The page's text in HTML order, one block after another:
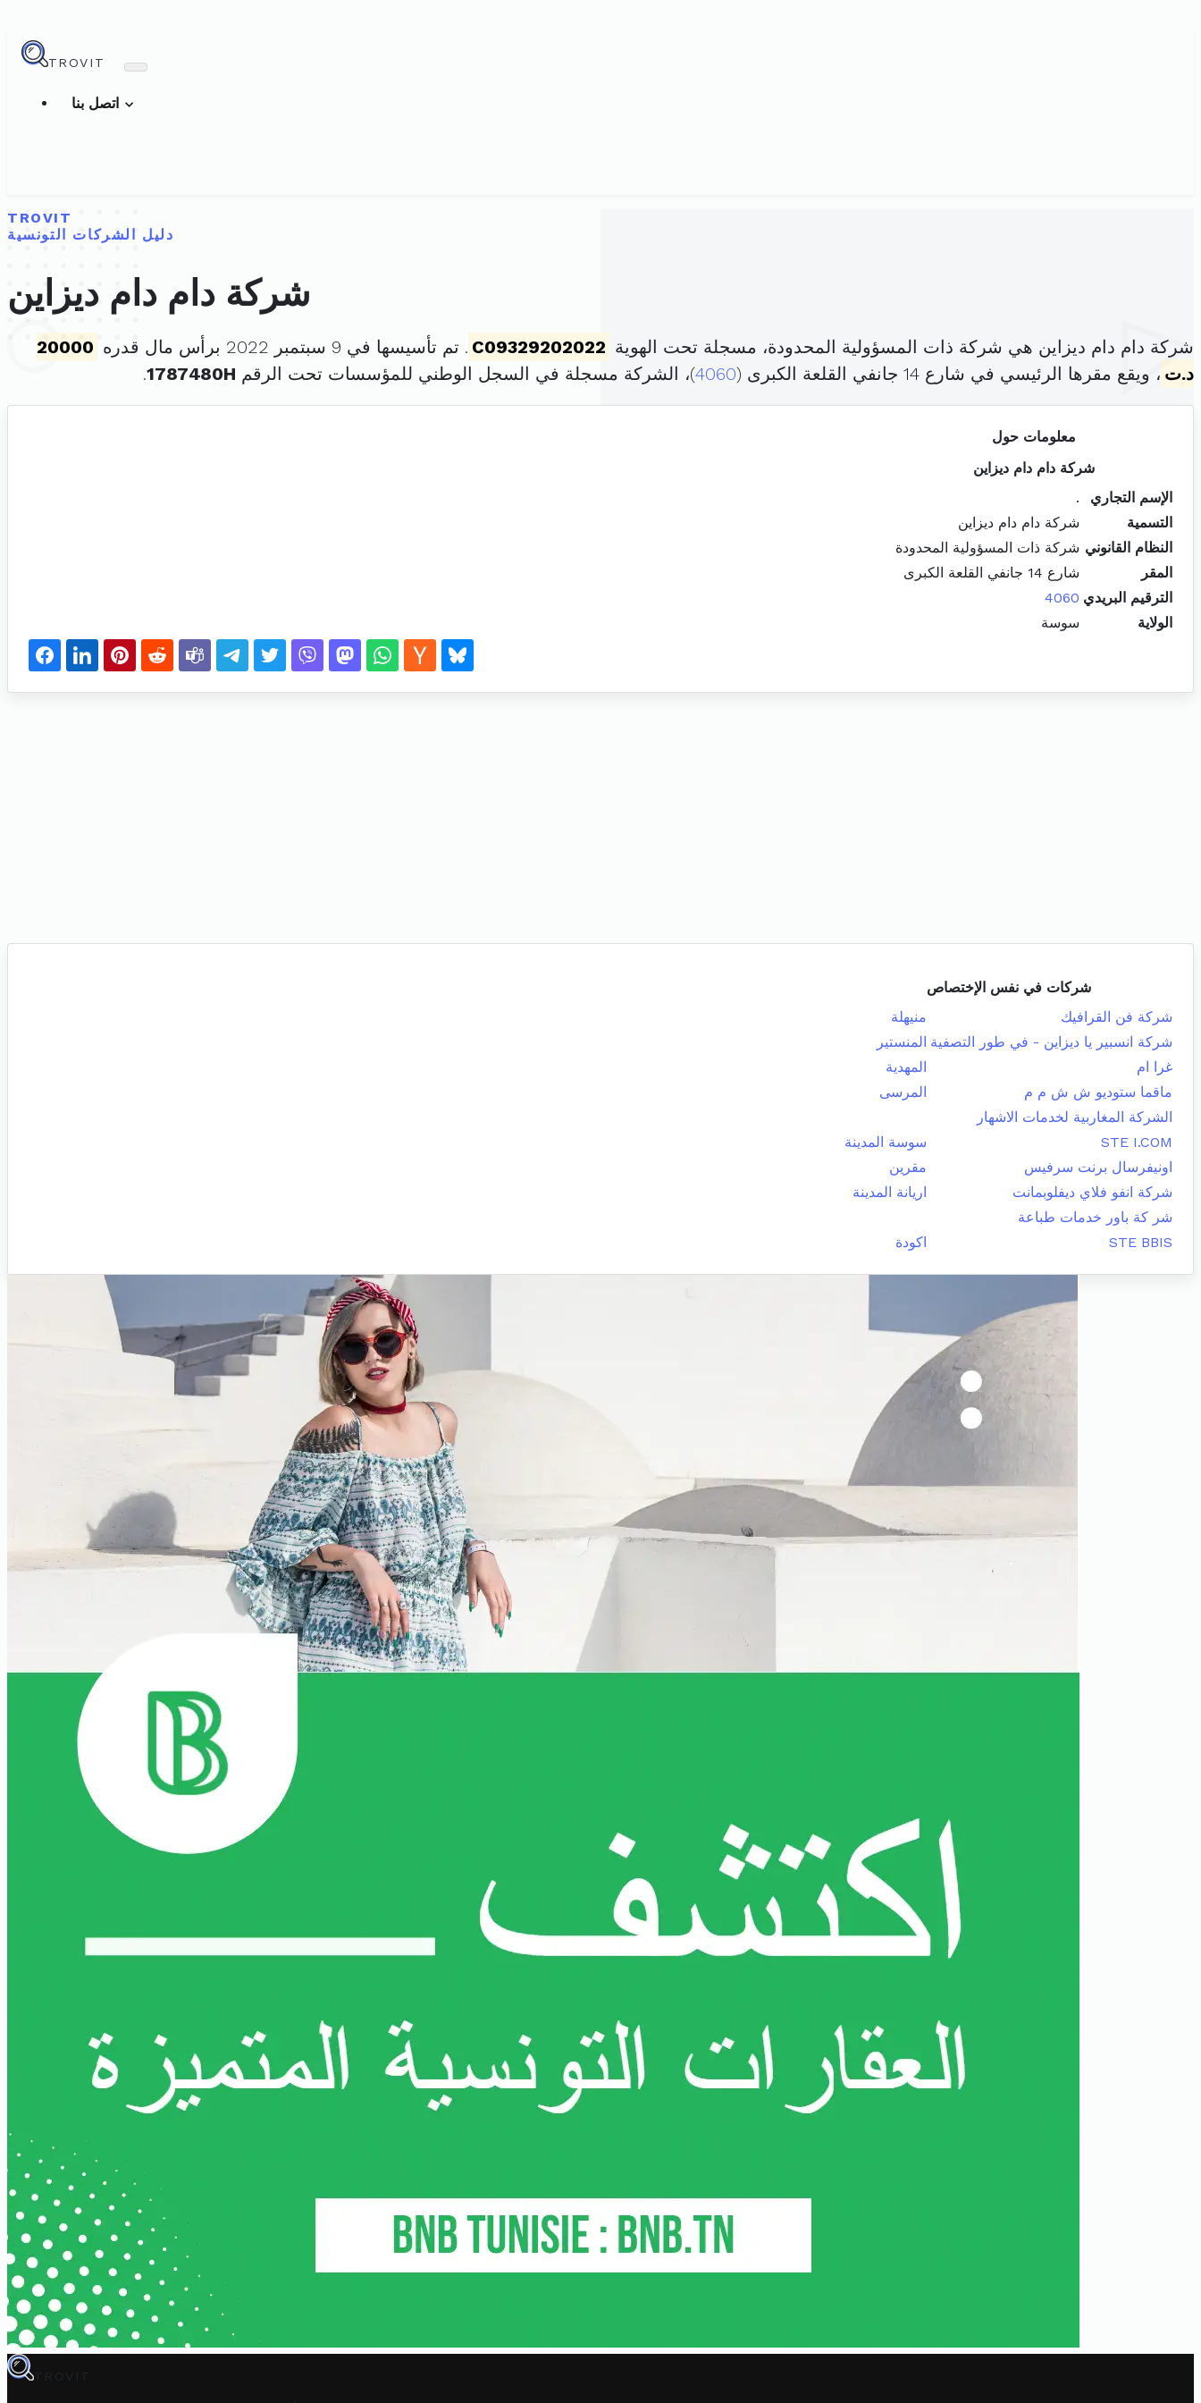
TROVIT
TROVIT
دليل الشركات التونسية
شركة دام دام ديزاين
شركة دام دام ديزاين هي شركة ذات المسؤولية المحدودة، مسجلة تحت الهوية C09329202022 . تم تأسيسها في 9 سبتمبر 2022 برأس مال قدره
20000
د.ت ، ويقع مقرها الرئيسي في شارع 14 جانفي القلعة الكبرى ( 4060)، الشركة مسجلة في السجل الوطني للمؤسسات تحت الرقم 1787480H
.
معلومات حول
شركة دام دام ديزاين
الإسم التجاري
.
التسمية
شركة دام دام ديزاين
النظام القانوني شركة ذات المسؤولية المحدودة
المقر
شارع 14 جانفي القلعة الكبرى
الترقيم البريدي 4060
الولاية
سوسة
شركات في نفس الإختصاص
شركة فن القرافيك
منيهلة
شركة انسبير يا ديزاين - في طور التصفية المنستير
غرا ام
المهدية
ماقما ستوديو ش ش م م
المرسى
الشركة المغاربية لخدمات الاشهار
STE I.COM
سوسة المدينة
اونيفرسال برنت سرفيس
مقرين
شركة انفو فلاي ديفلوبمانت
اريانة المدينة
شر كة باور خدمات طباعة
STE BBIS
اكودة
TROVIT